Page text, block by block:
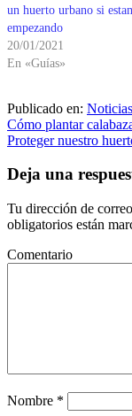
un huerto urbano si
empezando
20/01/2021
En «Guías»
Publicado en: Noticias
Navegación
de
entradas
Cómo plantar
Proteger nuestro
Deja una
Tu dirección de
obligatorios están
Comentario
Nombre *